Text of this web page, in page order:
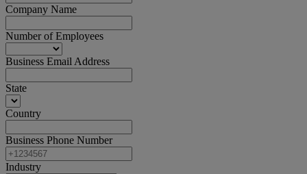
Company Name
Number of Employees
Business Email Address
State
Country
Business Phone Number
Industry